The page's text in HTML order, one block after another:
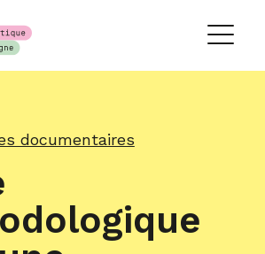
documentaires